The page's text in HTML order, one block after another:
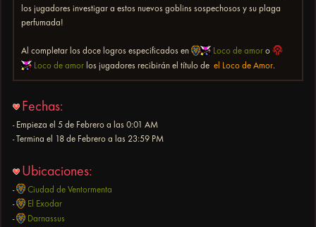
los jugadores investigar a estos nuevos goblins sospechosos y su plaga
perfumada!
Al completar los doce logros especificados en Loco de amor o
Loco de amor los jugadores recibirán el título de el Loco de Amor.
Fechas:
- Empieza el 5 de Febrero a las 0:01 AM
- Termina el 18 de Febrero a las 23:59 PM
Ubicaciones:
-
Ciudad de Ventormenta
-
El Exodar
-
Darnassus